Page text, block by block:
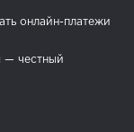
онлайн-платежи
— честный